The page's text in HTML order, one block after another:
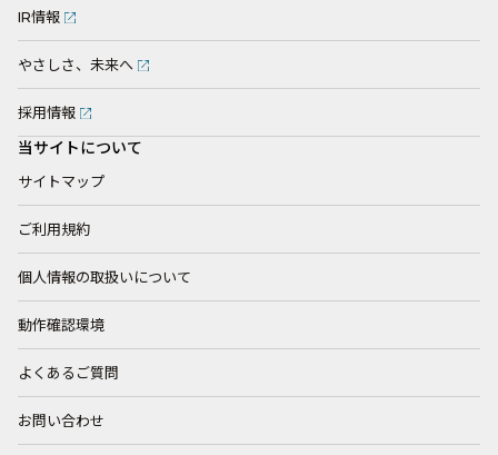
IR情報
やさしさ、未来へ
採用情報
当サイトについて
サイトマップ
ご利用規約
個人情報の取扱いについて
動作確認環境
よくあるご質問
お問い合わせ